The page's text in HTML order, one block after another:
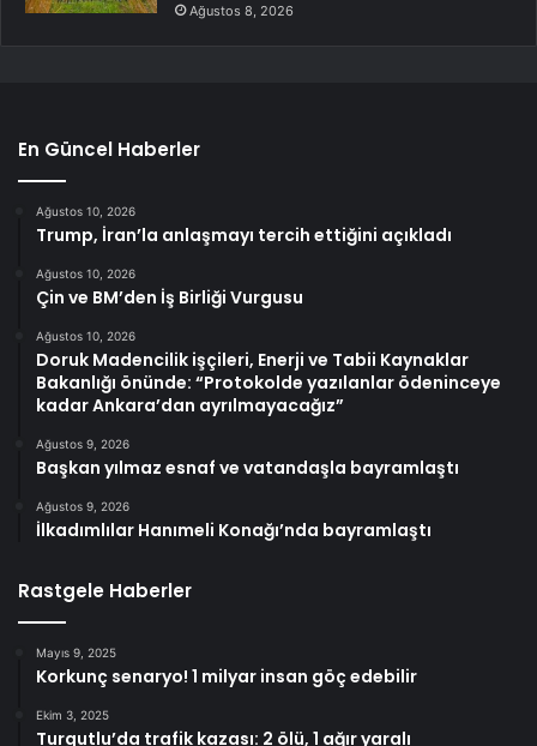
Ağustos 8, 2026
En Güncel Haberler
Ağustos 10, 2026
Trump, İran’la anlaşmayı tercih ettiğini açıkladı
Ağustos 10, 2026
Çin ve BM’den İş Birliği Vurgusu
Ağustos 10, 2026
Doruk Madencilik işçileri, Enerji ve Tabii Kaynaklar
Bakanlığı önünde: “Protokolde yazılanlar ödeninceye
kadar Ankara’dan ayrılmayacağız”
Ağustos 9, 2026
Başkan yılmaz esnaf ve vatandaşla bayramlaştı
Ağustos 9, 2026
İlkadımlılar Hanımeli Konağı’nda bayramlaştı
Rastgele Haberler
Mayıs 9, 2025
Korkunç senaryo! 1 milyar insan göç edebilir
Ekim 3, 2025
Turgutlu’da trafik kazası: 2 ölü, 1 ağır yaralı